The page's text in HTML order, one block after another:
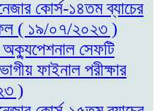
কোর্স-১৪তম ব্যাচের
( ১৯/০৭/২০২৩ )
অক্যুপেশনাল সেফটি
ফাইনাল পরীক্ষার
)